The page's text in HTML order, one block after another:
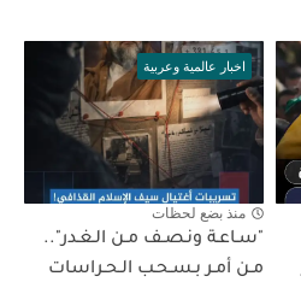
اخبار عالمية وعربية
منذ بضع لحظات
"سـاعـة ونـصـف مـن الـغـدر"..
مـن أمـر بـسـحـب الـحـراسات